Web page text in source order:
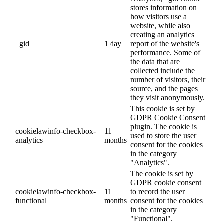
_gid 1 day
stores information on
how visitors use a
website, while also
creating an analytics
report of the website's
performance. Some of
the data that are
collected include the
number of visitors, their
source, and the pages
they visit anonymously.
cookielawinfo-checkbox-
analytics
11
months
This cookie is set by
GDPR Cookie Consent
plugin. The cookie is
used to store the user
consent for the cookies
in the category
"Analytics".
cookielawinfo-checkbox-
functional
11
months
The cookie is set by
GDPR cookie consent
to record the user
consent for the cookies
in the category
"Functional".